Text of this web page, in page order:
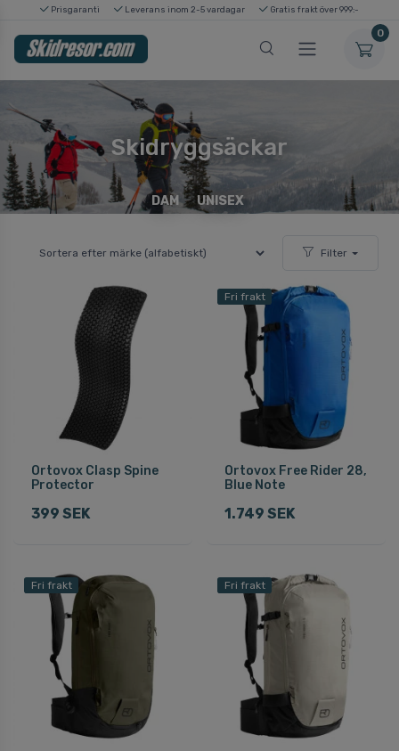
Prisgaranti Leverans inom 2-5 vardagar Gratis frakt över 999:-
0
Skidryggsäckar
DAM UNISEX
Filter
Ortovox Clasp Spine
Protector
399 SEK
Fri frakt
Ortovox Free Rider 28,
Blue Note
1.749 SEK
Fri frakt Fri frakt